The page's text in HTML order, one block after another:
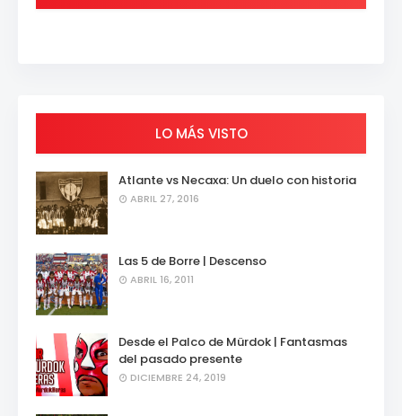
LO MÁS VISTO
Atlante vs Necaxa: Un duelo con historia
ABRIL 27, 2016
Las 5 de Borre | Descenso
ABRIL 16, 2011
Desde el Palco de Mürdok | Fantasmas
del pasado presente
DICIEMBRE 24, 2019